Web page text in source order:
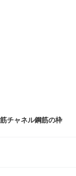
チャネル鋼筋の枠